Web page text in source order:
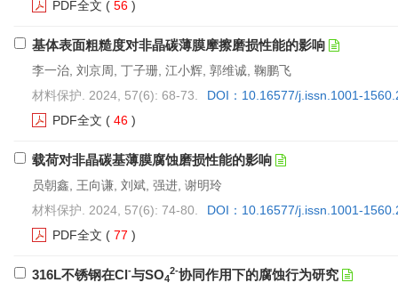
PDF全文 ( 56 )
基体表面粗糙度对非晶碳薄膜摩擦磨损性能的影响
李一治, 刘京周, 丁子珊, 江小辉, 郭维诚, 鞠鹏飞
材料保护. 2024, 57(6): 68-73.
DOI：10.16577/j.issn.1001-
PDF全文 ( 46 )
载荷对非晶碳基薄膜腐蚀磨损性能的影响
员朝鑫, 王向谦, 刘斌, 强进, 谢明玲
材料保护. 2024, 57(6): 74-80.
DOI：10.16577/j.issn.1001-
PDF全文 ( 77 )
316L不锈钢在Cl-与SO4
2-协同作用下的腐蚀行为研究